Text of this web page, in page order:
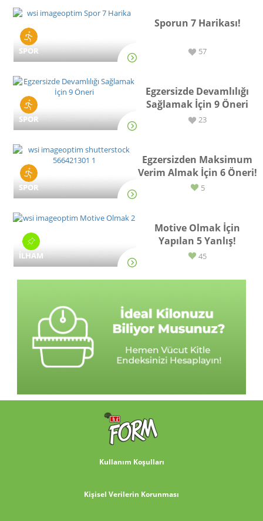
SPOR
Sporun 7 Harikası!
57
SPOR
Egzersizde Devamlılığı
Sağlamak İçin 9 Öneri
23
SPOR
Egzersizden Maksimum
Verim Almak İçin 6 Öneri!
5
İLHAM
Motive Olmak İçin
Yapılan 5 Yanlış!
45
Kullanım Koşulları
Kişisel Verilerin Korunması